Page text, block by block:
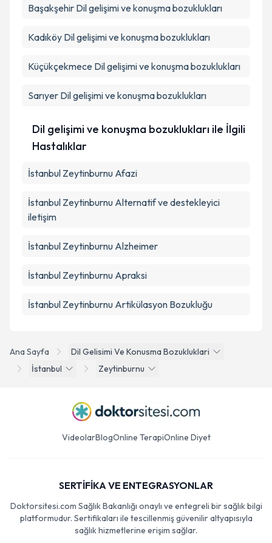
Ana Sayfa
Dil Gelisimi Ve Konusma Bozukluklari
İstanbul
Zeytinburnu
Başakşehir Dil gelişimi ve konuşma bozuklukları
Kadıköy Dil gelişimi ve konuşma bozuklukları
Küçükçekmece Dil gelişimi ve konuşma bozuklukları
Sarıyer Dil gelişimi ve konuşma bozuklukları
Dil gelişimi ve konuşma bozuklukları ile İlgili
Hastalıklar
İstanbul Zeytinburnu Afazi
İstanbul Zeytinburnu Alternatif ve destekleyici
iletişim
İstanbul Zeytinburnu Alzheimer
İstanbul Zeytinburnu Apraksi
İstanbul Zeytinburnu Artikülasyon Bozukluğu
VideolarBlogOnline TerapiOnline Diyet
SERTİFİKA VE ENTEGRASYONLAR
Doktorsitesi.com Sağlık Bakanlığı onaylı ve entegreli bir sağlık bilgi
platformudur. Sertifikaları ile tescillenmiş güvenilir altyapısıyla
sağlık hizmetlerine erişim sağlar.